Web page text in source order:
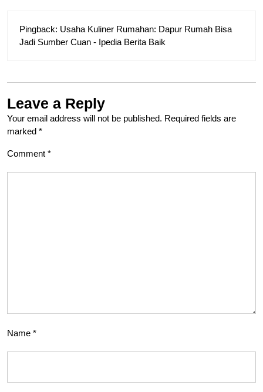
Pingback: Usaha Kuliner Rumahan: Dapur Rumah Bisa
Jadi Sumber Cuan - Ipedia Berita Baik
Leave a Reply
Your email address will not be published. Required fields are
marked *
Comment *
Name *